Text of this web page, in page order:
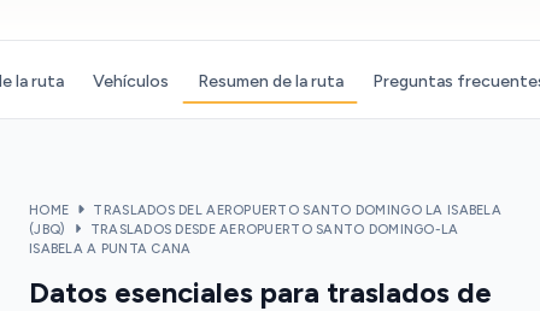
la ruta Vehículos Resumen de la ruta Preguntas
HOME
TRASLADOS DEL AEROPUERTO SANTO DOMINGO LA ISABELA
(JBQ)
TRASLADOS DESDE AEROPUERTO SANTO DOMINGO-LA
ISABELA A PUNTA CANA
Datos esenciales para traslados de